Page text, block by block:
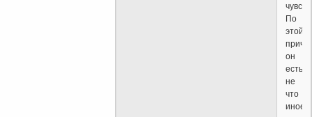
По
этой
он
есть
не
что
иное,